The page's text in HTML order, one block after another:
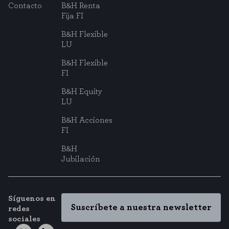
Contacto
B&H Renta
Fija FI
B&H Flexible
LU
B&H Flexible
FI
B&H Equity
LU
B&H Acciones
FI
B&H
Jubilación
Síguenos en
redes
sociales
Suscríbete a nuestra newsletter